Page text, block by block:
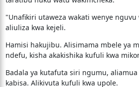
"Unafikiri utaweza wakati wenye
aliuliza kwa kejeli.
Hamisi hakujibu. Alisimama mbele ya
ndefu, kisha akakishika kufuli kwa
Badala ya kutafuta siri ngumu,
kabisa. Alikivuta kufuli kwa upole.